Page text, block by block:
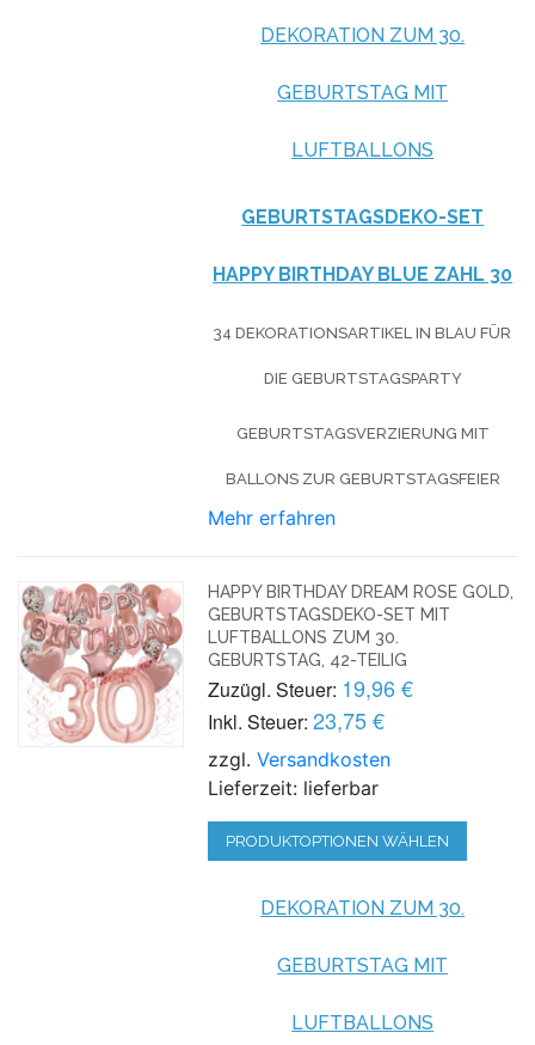
DEKORATION ZUM 30.
GEBURTSTAG MIT
LUFTBALLONS
GEBURTSTAGSDEKO-SET
HAPPY BIRTHDAY BLUE ZAHL 30
34 DEKORATIONSARTIKEL IN BLAU FÜR
DIE GEBURTSTAGSPARTY
GEBURTSTAGSVERZIERUNG MIT
BALLONS ZUR GEBURTSTAGSFEIER
Mehr erfahren
HAPPY BIRTHDAY DREAM ROSE GOLD,
GEBURTSTAGSDEKO-SET MIT
LUFTBALLONS ZUM 30.
GEBURTSTAG, 42-TEILIG
Zuzügl. Steuer: 19,96 €
Inkl. Steuer: 23,75 €
zzgl.Versandkosten
Lieferzeit: lieferbar
PRODUKTOPTIONEN WÄHLEN
DEKORATION ZUM 30.
GEBURTSTAG MIT
LUFTBALLONS